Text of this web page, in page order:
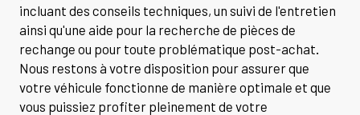
incluant des conseils techniques, un suivi de l'entretien
ainsi qu'une aide pour la recherche de pièces de
rechange ou pour toute problématique post-achat.
Nous restons à votre disposition pour assurer que
votre véhicule fonctionne de manière optimale et que
vous puissiez profiter pleinement de votre